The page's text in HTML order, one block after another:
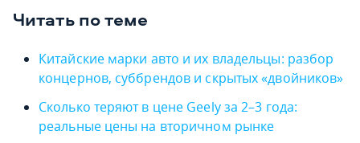
Читать по теме
Китайские марки авто и их владельцы: разбор
концернов, суббрендов и скрытых «двойников»
Сколько теряют в цене Geely за 2–3 года:
реальные цены на вторичном рынке